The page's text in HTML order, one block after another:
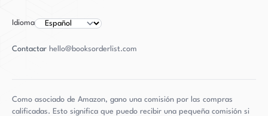
Idioma
Contactar hello@booksorderlist.com
Como asociado de Amazon, gano una comisión por las compras
calificadas. Esto significa que puedo recibir una pequeña comisión si